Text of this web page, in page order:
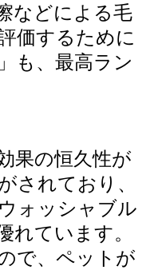
などによる毛
価するために
も、最高ラン
果の恒久性が
されており、
ォッシャブル
れています。
で、ペットが